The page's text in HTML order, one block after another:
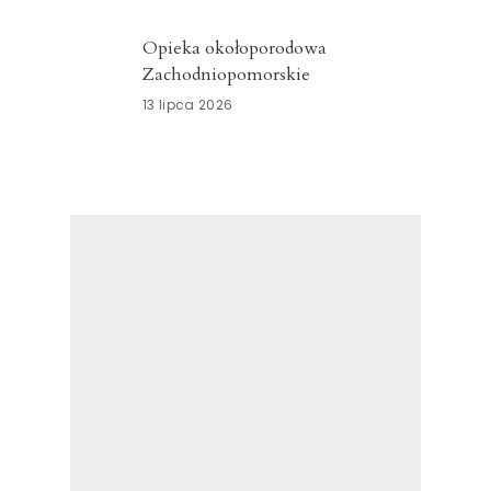
Opieka okołoporodowa
Zachodniopomorskie
13 lipca 2026